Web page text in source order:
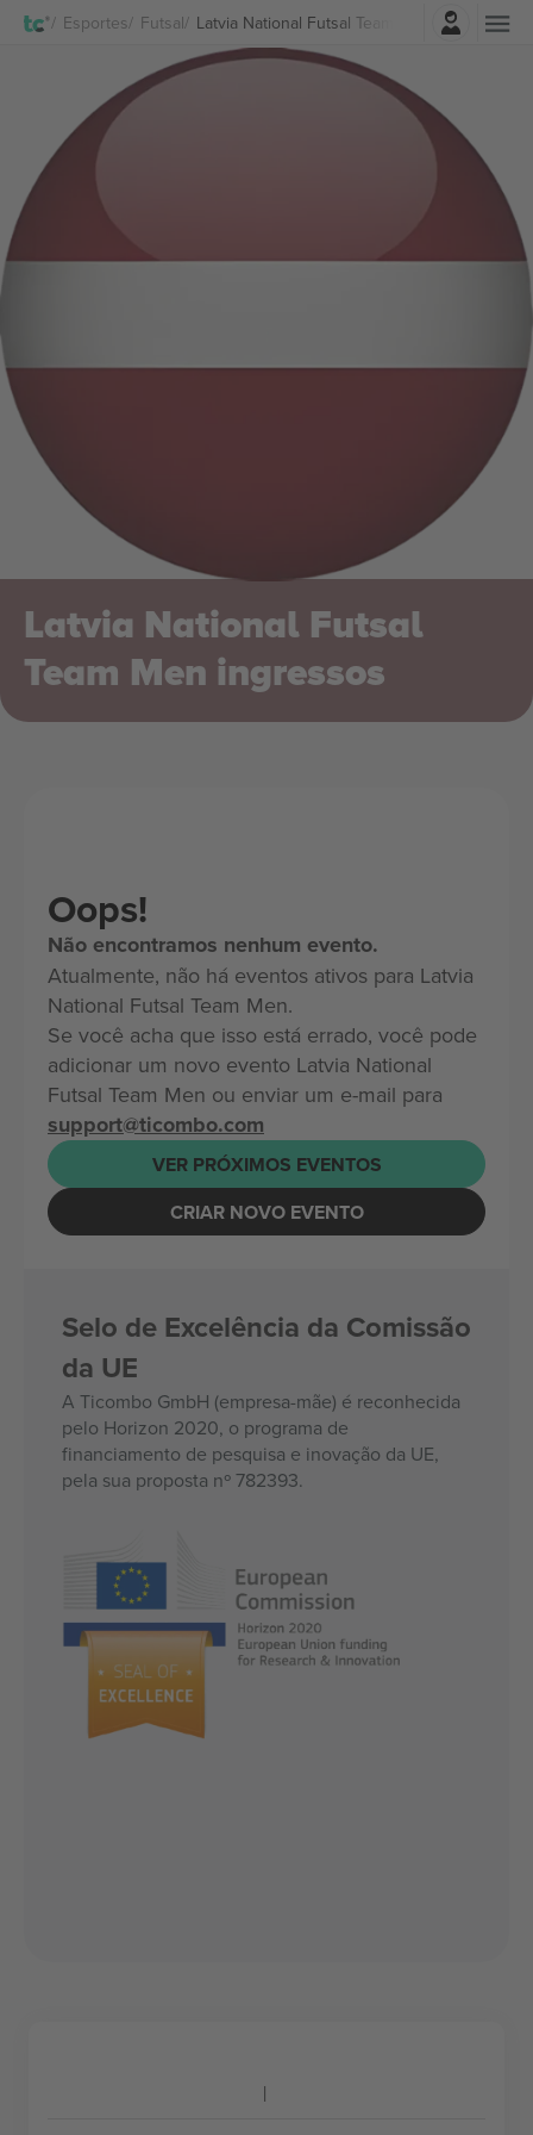
Esportes Futsal Latvia National Futsal Team Men Ingressos
Entrar
Latvia National Futsal
Team Men ingressos
Oops!
Não encontramos nenhum evento.
Atualmente, não há eventos ativos para Latvia
National Futsal Team Men.
Se você acha que isso está errado, você pode
adicionar um novo evento Latvia National
Futsal Team Men ou enviar um e-mail para
support@ticombo.com
VER PRÓXIMOS EVENTOS
CRIAR NOVO EVENTO
Selo de Excelência da Comissão
da UE
A Ticombo GmbH (empresa-mãe) é reconhecida
pelo Horizon 2020, o programa de
financiamento de pesquisa e inovação da UE,
pela sua proposta nº 782393.